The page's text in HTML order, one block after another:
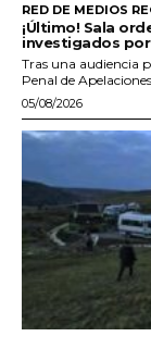
RED DE MEDIOS
¡Último! Sala
investigados
Tras una audiencia
Penal de
05/08/2026